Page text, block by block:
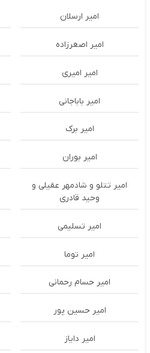
امیر ارسلان
امیر اصغرزاده
امیر امیری
امیر باباجانی
امیر برک
امیر بوران
امیر تتلو و شادمهر عقیلی و
وحید قادری
امیر تسلیمی
امیر توما
امیر حسام رحمانی
امیر حسین پور
امیر دایاز